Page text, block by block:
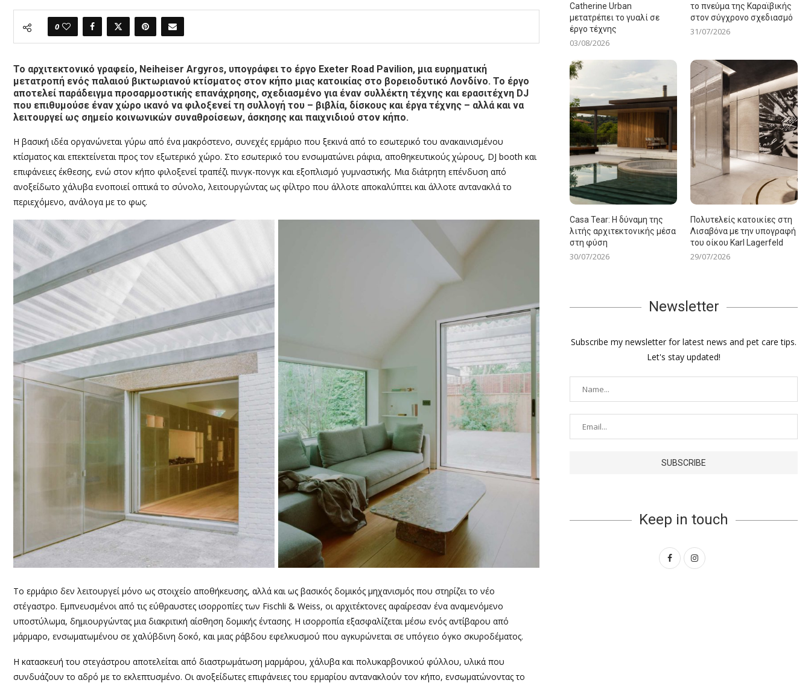
0
Το αρχιτεκτονικό γραφείο, Neiheiser Argyros, υπογράφει το έργο Exeter Road Pavilion, μια ευρηματική
μετατροπή ενός παλαιού βικτωριανού κτίσματος στον κήπο μιας κατοικίας στο βορειοδυτικό Λονδίνο. Το έργο
αποτελεί παράδειγμα προσαρμοστικής επανάχρησης, σχεδιασμένο για έναν συλλέκτη τέχνης και ερασιτέχνη DJ
που επιθυμούσε έναν χώρο ικανό να φιλοξενεί τη συλλογή του – βιβλία, δίσκους και έργα τέχνης – αλλά και να
λειτουργεί ως σημείο κοινωνικών συναθροίσεων, άσκησης και παιχνιδιού στον κήπο.
Η βασική ιδέα οργανώνεται γύρω από ένα μακρόστενο, συνεχές ερμάριο που ξεκινά από το εσωτερικό του ανακαινισμένου
κτίσματος και επεκτείνεται προς τον εξωτερικό χώρο. Στο εσωτερικό του ενσωματώνει ράφια, αποθηκευτικούς χώρους, DJ booth και
επιφάνειες έκθεσης, ενώ στον κήπο φιλοξενεί τραπέζι πινγκ-πονγκ και εξοπλισμό γυμναστικής. Μια διάτρητη επένδυση από
ανοξείδωτο χάλυβα ενοποιεί οπτικά το σύνολο, λειτουργώντας ως φίλτρο που άλλοτε αποκαλύπτει και άλλοτε αντανακλά το
περιεχόμενο, ανάλογα με το φως.
Το ερμάριο δεν λειτουργεί μόνο ως στοιχείο αποθήκευσης, αλλά και ως βασικός δομικός μηχανισμός που στηρίζει το νέο
στέγαστρο. Εμπνευσμένοι από τις εύθραυστες ισορροπίες των Fischli & Weiss, οι αρχιτέκτονες αφαίρεσαν ένα αναμενόμενο
υποστύλωμα, δημιουργώντας μια διακριτική αίσθηση δομικής έντασης. Η ισορροπία εξασφαλίζεται μέσω ενός αντίβαρου από
μάρμαρο, ενσωματωμένου σε χαλύβδινη δοκό, και μιας ράβδου εφελκυσμού που αγκυρώνεται σε υπόγειο όγκο σκυροδέματος.
Η κατασκευή του στεγάστρου αποτελείται από διαστρωμάτωση μαρμάρου, χάλυβα και πολυκαρβονικού φύλλου, υλικά που
συνδυάζουν το αδρό με το εκλεπτυσμένο. Οι ανοξείδωτες επιφάνειες του ερμαρίου αντανακλούν τον κήπο, ενσωματώνοντας το
Catherine Urban
μετατρέπει το γυαλί σε
έργο τέχνης
03/08/2026
το πνεύμα της Καραϊβικής
στον σύγχρονο σχεδιασμό
31/07/2026
Casa Tear: Η δύναμη της
λιτής αρχιτεκτονικής μέσα
στη φύση
30/07/2026
Πολυτελείς κατοικίες στη
Λισαβόνα με την υπογραφή
του οίκου Karl Lagerfeld
29/07/2026
Newsletter
Subscribe my newsletter for latest news and pet care tips.
Let's stay updated!
Keep in touch